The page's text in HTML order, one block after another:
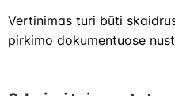
Vertinimas turi būti
pirkimo dokumentuose